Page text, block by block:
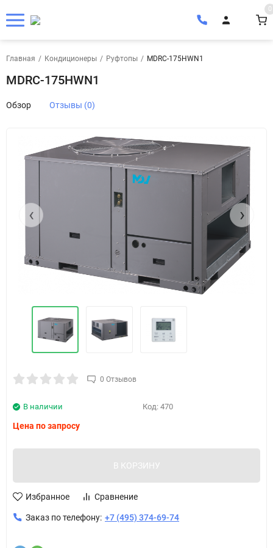
0
Главная / Кондиционеры / Руфтопы / MDRC-175HWN1
MDRC-175HWN1
Обзор Отзывы (0)
‹ ›
0 Отзывов
Код: 470
В наличии
Цена по запросу
В КОРЗИНУ
Избранное Сравнение
Заказ по телефону: +7 (495) 374-69-74